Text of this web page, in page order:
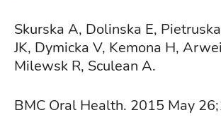
Skurska A, Dolinska E,
JK, Dymicka V, Kemona H,
Milewsk R, Sculean A.
BMC Oral Health. 2015 May